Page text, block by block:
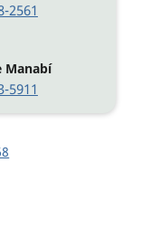
2561
Manabí
5911